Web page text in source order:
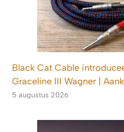
Black Cat Cable
Graceline III Wagner |
5 augustus 2026